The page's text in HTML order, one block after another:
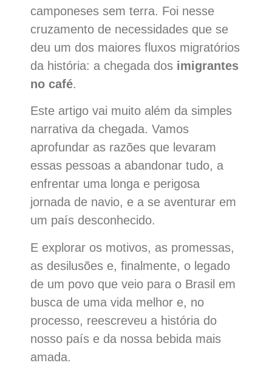
camponeses sem terra. Foi nesse
cruzamento de necessidades que se
deu um dos maiores fluxos migratórios
da história: a chegada dos imigrantes
no café.
Este artigo vai muito além da simples
narrativa da chegada. Vamos
aprofundar as razões que levaram
essas pessoas a abandonar tudo, a
enfrentar uma longa e perigosa
jornada de navio, e a se aventurar em
um país desconhecido.
E explorar os motivos, as promessas,
as desilusões e, finalmente, o legado
de um povo que veio para o Brasil em
busca de uma vida melhor e, no
processo, reescreveu a história do
nosso país e da nossa bebida mais
amada.